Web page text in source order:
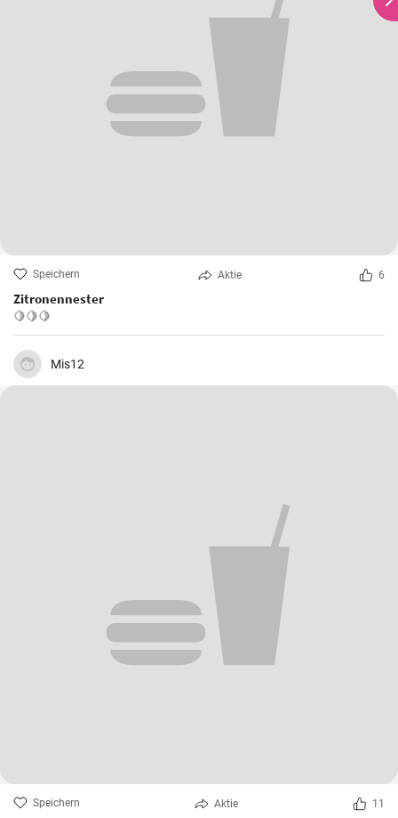
Speichern Aktie 6
Zitronennester
🍋🍋🍋
Mis12
Speichern Aktie 11